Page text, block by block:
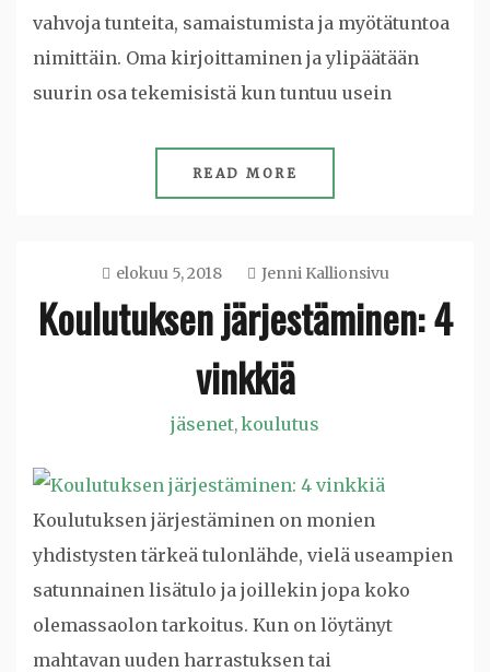
vahvoja tunteita, samaistumista ja myötätuntoa
nimittäin. Oma kirjoittaminen ja ylipäätään
suurin osa tekemisistä kun tuntuu usein
READ MORE
elokuu 5, 2018 Jenni Kallionsivu
Koulutuksen järjestäminen: 4
vinkkiä
jäsenet,koulutus
Koulutuksen järjestäminen on monien
yhdistysten tärkeä tulonlähde, vielä useampien
satunnainen lisätulo ja joillekin jopa koko
olemassaolon tarkoitus. Kun on löytänyt
mahtavan uuden harrastuksen tai